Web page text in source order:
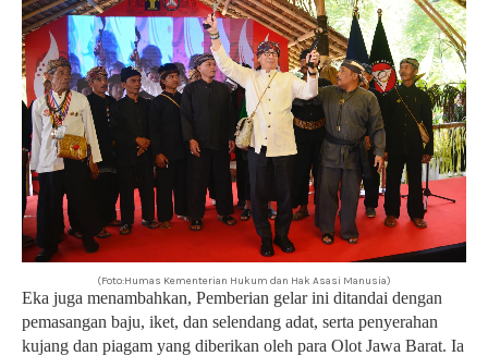
(Foto:Humas Kementerian Hukum dan Hak Asasi Manusia)
Eka juga menambahkan, Pemberian gelar ini ditandai dengan
pemasangan baju, iket, dan selendang adat, serta penyerahan
kujang dan piagam yang diberikan oleh para Olot Jawa Barat. Ia